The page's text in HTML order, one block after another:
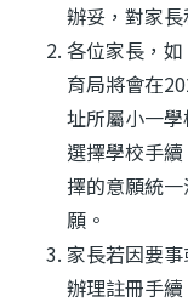
辦妥，對家
各位家長，
育局將會在
址所屬小一學
選擇學校手
擇的意願統
願。
家長若因要
辦理註冊手